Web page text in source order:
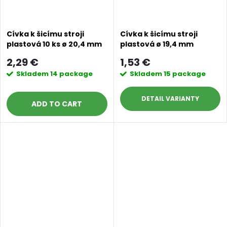
Cívka k šicímu stroji
plastová 10 ks ø 20,4 mm
2,29 €
Skladem14 package
ADD TO CART
Cívka k šicímu stroji
plastová ø 19,4 mm
1,53 €
Skladem15 package
DETAIL